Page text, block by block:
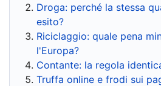
Droga: perché la stessa
esito?
Riciclaggio: quale pena
l'Europa?
Contante: la regola
Truffa online e frodi sui